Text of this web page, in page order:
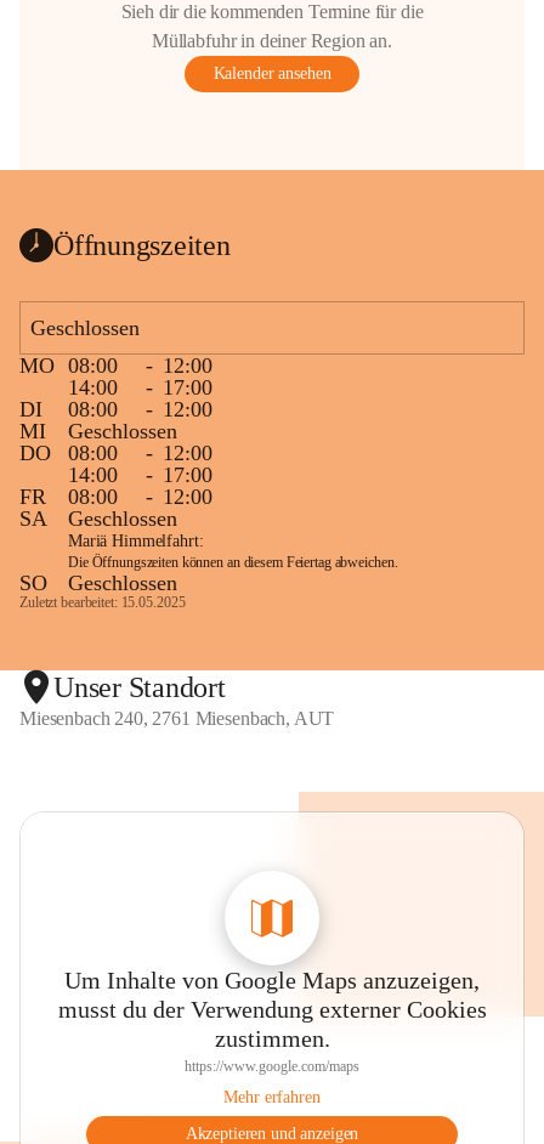
Sieh dir die kommenden Termine für die
Müllabfuhr in deiner Region an.
Kalender ansehen
Öffnungszeiten
Geschlossen
MO 08:00 - 12:00
14:00
- 17:00
DI
08:00 - 12:00
MI
Geschlossen
DO
08:00 - 12:00
14:00
- 17:00
FR
08:00 - 12:00
SA
Geschlossen
Mariä Himmelfahrt:
Die Öffnungszeiten können an diesem Feiertag abweichen.
SO Geschlossen
Zuletzt bearbeitet: 15.05.2025
Unser Standort
Miesenbach 240, 2761 Miesenbach, AUT
Um Inhalte von Google Maps anzuzeigen,
musst du der Verwendung externer Cookies
zustimmen.
https://www.google.com/maps
Mehr erfahren
Akzeptieren und anzeigen